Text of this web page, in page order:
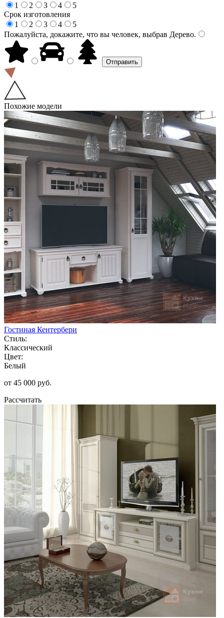
1
2 3 4
5
Срок изготовления
1
2 3 4
5
Пожалуйста, докажите, что вы человек, выбрав Дерево.
Похожие модели
Гостиная Кентербери
Стиль:
Классический
Цвет:
Белый
от 45 000 руб.
Рассчитать